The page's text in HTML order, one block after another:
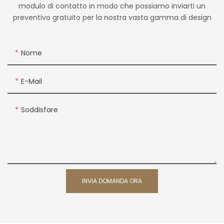
modulo di contatto in modo che possiamo inviarti un
preventivo gratuito per la nostra vasta gamma di design
Nome
E-Mail
Soddisfare
INVIA DOMANDA ORA